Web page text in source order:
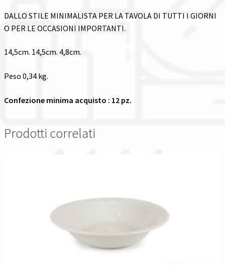
DALLO STILE MINIMALISTA PER LA TAVOLA DI TUTTI I GIORNI
O PER LE OCCASIONI IMPORTANTI.
14,5cm. 14,5cm. 4,8cm.
Peso 0,34 kg.
Confezione minima acquisto : 12 pz.
Prodotti correlati